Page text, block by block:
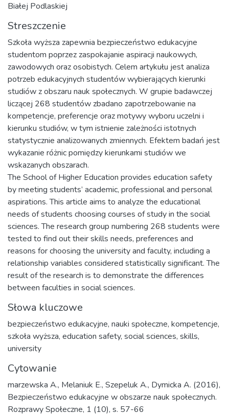
Białej Podlaskiej
Streszczenie
Szkoła wyższa zapewnia bezpieczeństwo edukacyjne
studentom poprzez zaspokajanie aspiracji naukowych,
zawodowych oraz osobistych. Celem artykułu jest analiza
potrzeb edukacyjnych studentów wybierających kierunki
studiów z obszaru nauk społecznych. W grupie badawczej
liczącej 268 studentów zbadano zapotrzebowanie na
kompetencje, preferencje oraz motywy wyboru uczelni i
kierunku studiów, w tym istnienie zależności istotnych
statystycznie analizowanych zmiennych. Efektem badań jest
wykazanie różnic pomiędzy kierunkami studiów we
wskazanych obszarach.
The School of Higher Education provides education safety
by meeting students’ academic, professional and personal
aspirations. This article aims to analyze the educational
needs of students choosing courses of study in the social
sciences. The research group numbering 268 students were
tested to find out their skills needs, preferences and
reasons for choosing the university and faculty, including a
relationship variables considered statistically significant. The
result of the research is to demonstrate the differences
between faculties in social sciences.
Słowa kluczowe
bezpieczeństwo edukacyjne, nauki społeczne, kompetencje,
szkoła wyższa, education safety, social sciences, skills,
university
Cytowanie
marzewska A., Melaniuk E., Szepeluk A., Dymicka A. (2016),
Bezpieczeństwo edukacyjne w obszarze nauk społecznych.
Rozprawy Społeczne, 1 (10), s. 57-66